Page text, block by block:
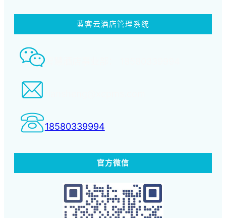
蓝客云酒店管理系统
智慧酒店事业部： 18580339994
18580339994
官方微信